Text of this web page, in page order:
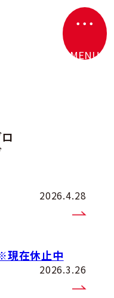
・・・
MENU
2026.4.28
現在休止中
2026.3.26